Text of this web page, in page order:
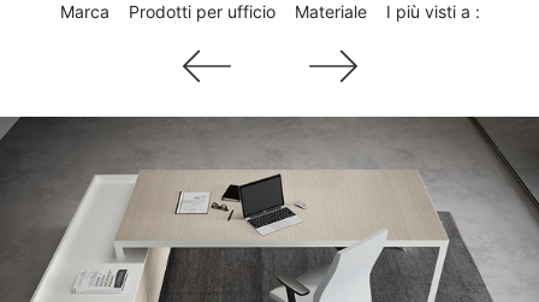
Marca Prodotti per ufficio Materiale I più visti a :